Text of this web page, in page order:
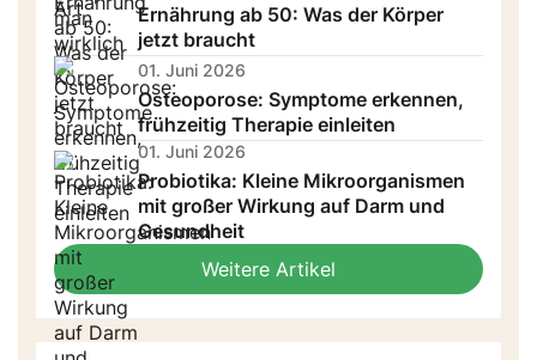
Ernährung ab 50: Was der Körper
jetzt braucht
01. Juni 2026
Osteoporose: Symptome erkennen,
frühzeitig Therapie einleiten
01. Juni 2026
Probiotika: Kleine Mikroorganismen
mit großer Wirkung auf Darm und
Gesundheit
Weitere Artikel